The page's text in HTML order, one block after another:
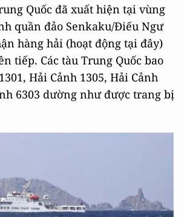
Quốc đã xuất hiện tại vùng
quần đảo Senkaku/Điếu Ngư
hàng hải (hoạt động tại đây)
tiếp. Các tàu Trung Quốc bao
Hải Cảnh 1305, Hải Cảnh
6303 dường như được trang bị